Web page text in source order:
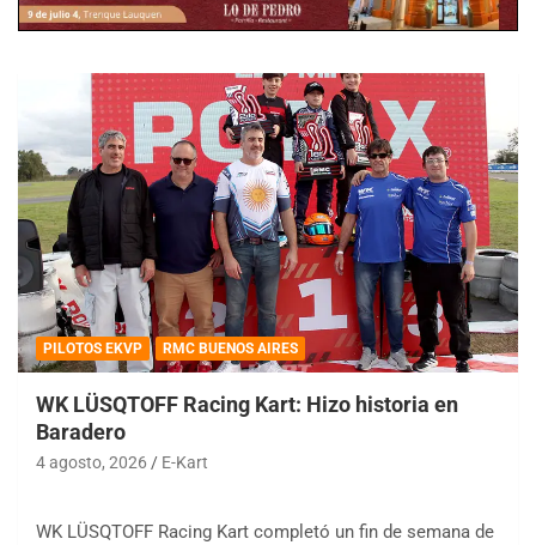
PILOTOS EKVP RMC BUENOS AIRES
WK LÜSQTOFF Racing Kart: Hizo historia en
Baradero
4 agosto, 2026 E-Kart
WK LÜSQTOFF Racing Kart completó un fin de semana de